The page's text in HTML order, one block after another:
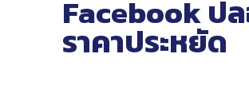
Facebook ป
ราคาประหยัด